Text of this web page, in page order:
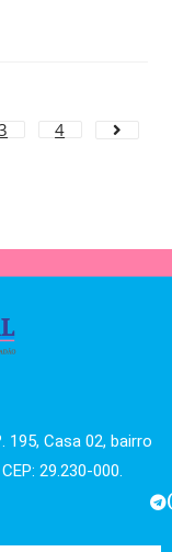
4
195, Casa 02, bairro
29.230-000.